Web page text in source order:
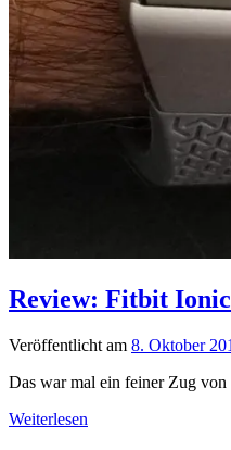
Review: Fitbit Ionic
Veröffentlicht am 8. Oktober
Das war mal ein feiner Zug
Weiterlesen